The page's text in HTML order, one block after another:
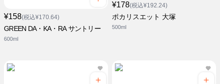
¥158(税込¥170.64)
GREEN DA・KA・RA サントリー
600ml
¥178(税込¥192.24)
ポカリスエット 大塚
500ml